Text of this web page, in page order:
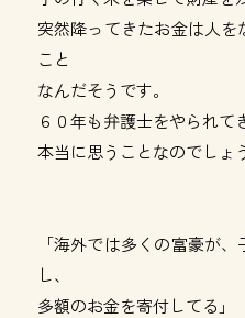
突然降ってきたお金は人を
こと
なんだそうです。
６０年も弁護士をやられて
本当に思うことなのでしょ
「海外では多くの富豪が
し、
多額のお金を寄付してる」